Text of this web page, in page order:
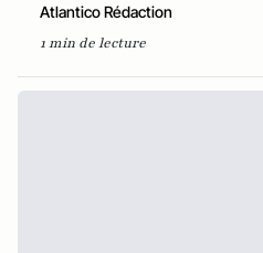
Atlantico Rédaction
1 min de lecture